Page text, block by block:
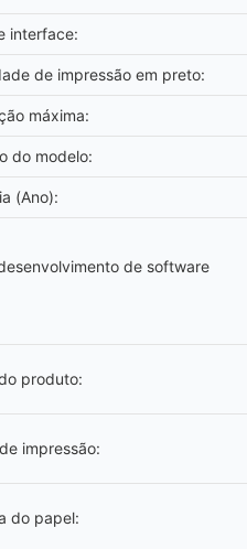
interface:
de impressão em preto:
máxima:
do modelo:
(Ano):
de software
produto:
impressão:
do papel: